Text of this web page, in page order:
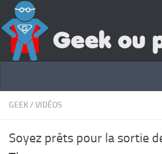
GEEK/VIDÉOS
Soyez prêts pour la sortie